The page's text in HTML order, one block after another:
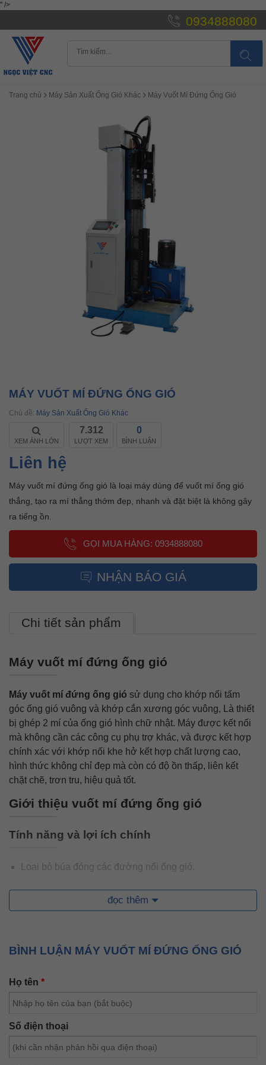
" />
0934888080
Trang chủ Máy Sản Xuất Ống Gió Khác Máy Vuốt Mí Đứng Ống Gió
MÁY VUỐT MÍ ĐỨNG ỐNG GIÓ
Chủ đề: Máy Sản Xuất Ống Gió Khác
XEM ẢNH LỚN
7.312
LƯỢT XEM
0
BÌNH LUẬN
Liên hệ
Máy vuốt mí đứng ống gió là loại máy dùng để vuốt mí ống gió
thẳng, tạo ra mí thẳng thớm đẹp, nhanh và đặt biệt là không gây
ra tiếng ồn.
GỌI MUA HÀNG: 0934888080
NHẬN BÁO GIÁ
Chi tiết sản phẩm
Máy vuốt mí đứng ống gió
Máy vuốt mí đứng ống gió sử dụng cho khớp nối tấm
góc ống gió vuông và khớp cắn xương góc vuông, Là thiết
bị ghép 2 mí của ống gió hình chữ nhật. Máy được kết nối
mà không cần các công cụ phụ trợ khác, và được kết hợp
chính xác với khớp nối khe hở kết hợp chất lượng cao,
hình thức không chỉ đẹp mà còn có độ ồn thấp, liên kết
chặt chẽ, trơn tru, hiệu quả tốt.
Giới thiệu vuốt mí đứng ống gió
Tính năng và lợi ích chính
Loại bỏ búa đóng các đường nối ống gió.
đường ống dẫn trong cửa hàng của bạn hoặc tại công
nhiệt và gia cố.
đường ghép bị cạn và không hoàn chỉnh.
Máy là thiết bị cần thiết để ghép góc và cạnh vuông.
đọc thêm
BÌNH LUẬN MÁY VUỐT MÍ ĐỨNG ỐNG GIÓ
Họ tên *
Số điện thoại